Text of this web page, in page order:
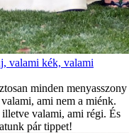
valami kék, valami
minden menyasszony
ami nem a miénk.
valami, ami régi. És
pár tippet!